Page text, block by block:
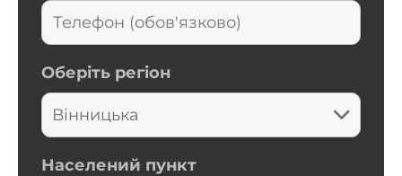
Оберіть регіон
Населений пункт